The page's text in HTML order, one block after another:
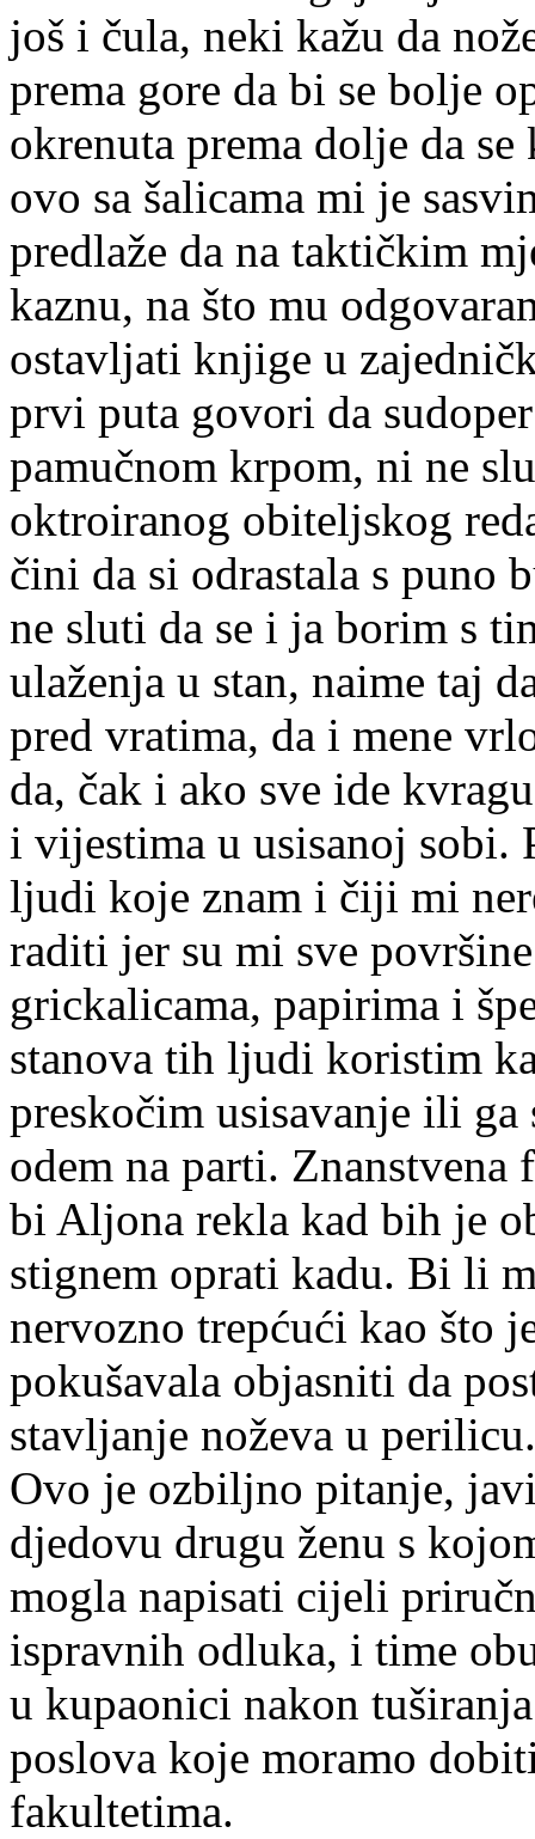
još i čula, neki kažu da
prema gore da bi se bolje
okrenuta prema dolje da
ovo sa šalicama mi je
predlaže da na taktičkim
kaznu, na što mu
ostavljati knjige u
prvi puta govori da
pamučnom krpom, ni ne
oktroiranog obiteljskog
čini da si odrastala s puno
ne sluti da se i ja borim s
ulaženja u stan, naime taj
pred vratima, da i mene
da, čak i ako sve ide
i vijestima u usisanoj sobi.
ljudi koje znam i čiji mi
raditi jer su mi sve
grickalicama, papirima i
stanova tih ljudi koristim
preskočim usisavanje ili
odem na parti. Znanstvena
bi Aljona rekla kad bih je
stignem oprati kadu. Bi li
nervozno trepćući kao što
pokušavala objasniti da
stavljanje noževa u
Ovo je ozbiljno pitanje,
djedovu drugu ženu s
mogla napisati cijeli
ispravnih odluka, i time
u kupaonici nakon
poslova koje moramo
fakultetima.